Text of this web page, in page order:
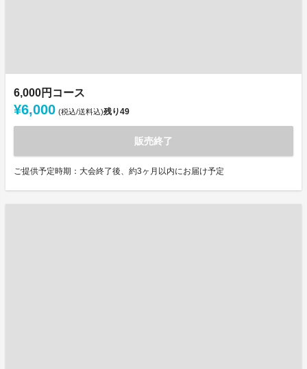
6,000円コース
¥6,000 (税込/送料込)残り49
販売終了
ご提供予定時期：大会終了後、約3ヶ月以内にお届け予定